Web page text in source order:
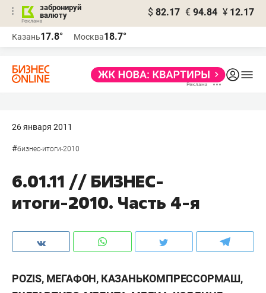
забронируй
валюту
$ 82.17 € 94.84 ¥ 12.17
Казань17.8° Москва18.7°
26 января 2011
#бизнес-итоги-2010
6.01.11 // БИЗНЕС-
итоги-2010. Часть 4-я
POZIS, МЕГАФОН, КАЗАНЬКОМПРЕССОРМАШ,